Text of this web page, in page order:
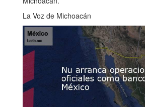
La Voz de Michoacán